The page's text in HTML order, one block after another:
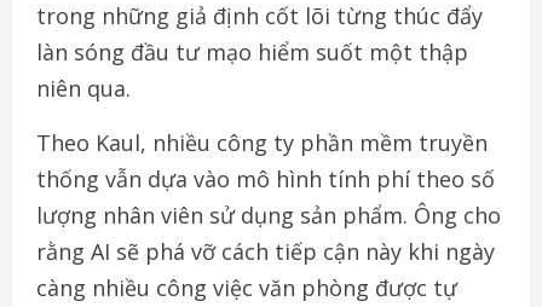
trong những giả định cốt lõi từng thúc đẩy
làn sóng đầu tư mạo hiểm suốt một thập
niên qua.
Theo Kaul, nhiều công ty phần mềm truyền
thống vẫn dựa vào mô hình tính phí theo số
lượng nhân viên sử dụng sản phẩm. Ông cho
rằng AI sẽ phá vỡ cách tiếp cận này khi ngày
càng nhiều công việc văn phòng được tự